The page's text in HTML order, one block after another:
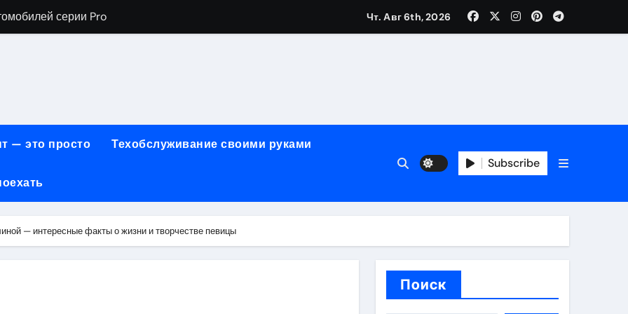
обслуживания BMW
маркировки товаров
онлайн-образования
автомобилей с использованием оригинальных запчастей производителя и сокращением сроков выполнения
годов
Чт. Авг 6th, 2026
— это просто Техобслуживание своими руками
Subscribe
— интересные факты о жизни и творчестве певицы
Поиск